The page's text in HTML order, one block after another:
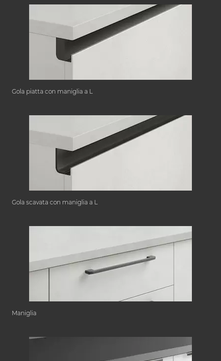
Gola piatta con maniglia a L
Gola scavata con maniglia a L
Maniglia